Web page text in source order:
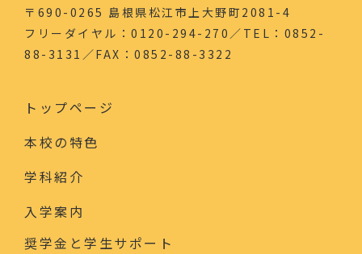
〒690-0265 島根県松江市上大野町2081-4
フリーダイヤル：0120-294-270／TEL：0852-
88-3131／FAX：0852-88-3322
トップページ
本校の特色
学科紹介
入学案内
奨学金と学生サポート